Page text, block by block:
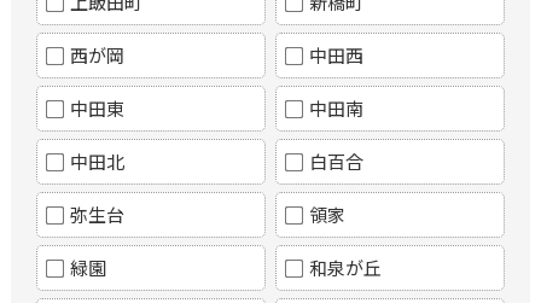
西が岡 中田西
中田東 中田南
中田北 白百合
弥生台 領家
緑園 和泉が丘